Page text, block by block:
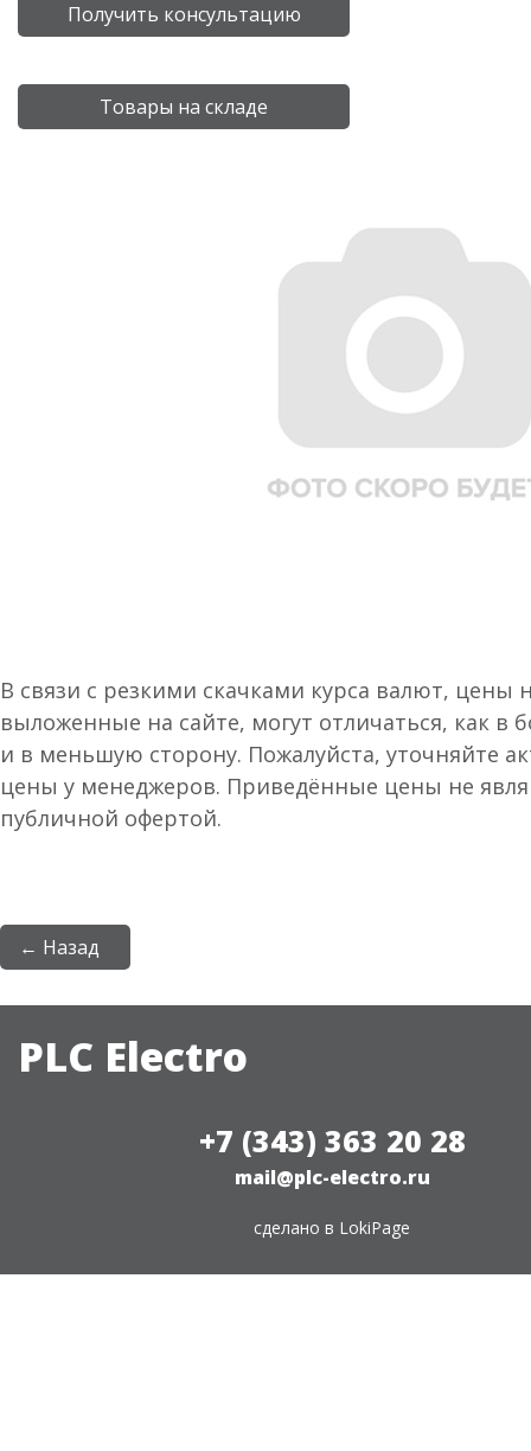
Получить консультацию
Товары на складе
В связи с резкими скачками курса валют, цены
выложенные на сайте, могут отличаться, как в
и в меньшую сторону. Пожалуйста, уточняйте
цены у менеджеров. Приведённые цены не
публичной офертой.
← Назад
PLC Electro
+7 (343) 363 20 28
mail@plc-electro.ru
сделано в LokiPage